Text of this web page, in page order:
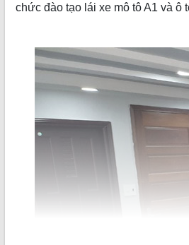
chức đào tạo lái xe mô tô A1 và ô